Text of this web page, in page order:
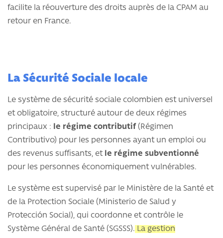
facilite la réouverture des droits auprès de la CPAM au
retour en France.
La Sécurité Sociale locale
Le système de sécurité sociale colombien est universel
et obligatoire, structuré autour de deux régimes
principaux :
le régime contributif (Régimen
Contributivo) pour les personnes ayant un emploi ou
des revenus suffisants, et le régime subventionné
pour les personnes économiquement vulnérables.
Le système est supervisé par le Ministère de la Santé et
de la Protection Sociale (Ministerio de Salud y
Protección Social), qui coordonne et contrôle le
Système Général de Santé (SGSSS). La gestion